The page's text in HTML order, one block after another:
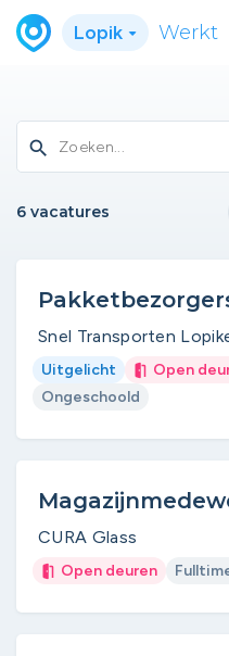
Lopik Werkt
search
6 vacatures
Snel Transporten
Uitgelicht Open
Ongeschoold
CURA Glass
Open deuren